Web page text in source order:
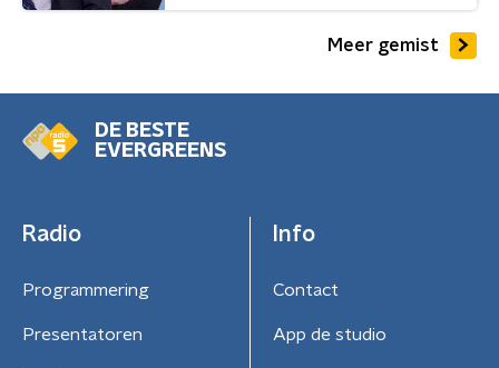
Meer gemist
DE BESTE
EVERGREENS
Radio
Programmering
Presentatoren
Info
Contact
App de studio